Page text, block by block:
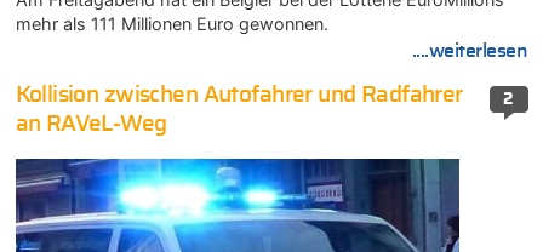
mehr als 111 Millionen Euro gewonnen.
....weiterlesen
2
Kollision zwischen Autofahrer und Radfahrer
an RAVeL-Weg